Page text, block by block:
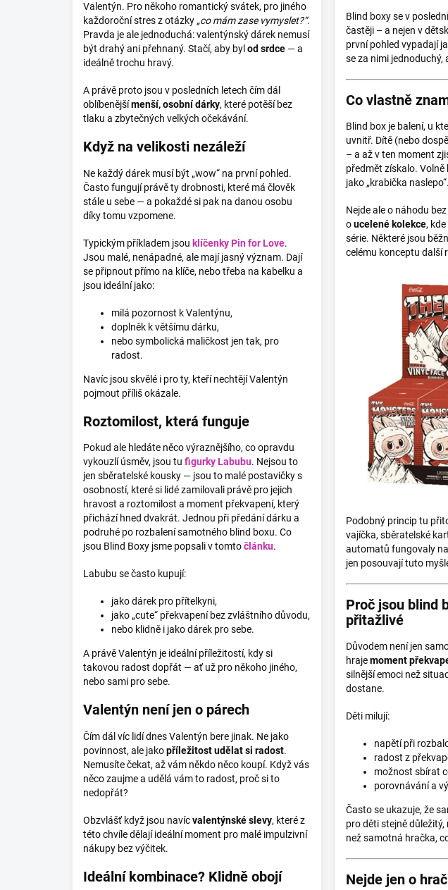
Valentýn. Pro někoho romantický svátek, pro jiného
každoroční stres z otázky „co mám zase vymyslet?“.
Pravda je ale jednoduchá: valentýnský dárek nemusí
být drahý ani přehnaný. Stačí, aby byl od srdce — a
ideálně trochu hravý.
A právě proto jsou v posledních letech čím dál
oblíbenějšímenší, osobní dárky, které potěší bez
tlaku a zbytečných velkých očekávání.
Když na velikosti nezáleží
Ne každý dárek musí být „wow“ na první pohled.
Často fungují právě ty drobnosti, které má člověk
stále u sebe — a pokaždé si pak na danou osobu
díky tomu vzpomene.
Typickým příkladem jsou klíčenky Pin for Love.
Jsou malé, nenápadné, ale mají jasný význam. Dají
se připnout přímo na klíče, nebo třeba na kabelku a
jsou ideální jako:
milá pozornost k Valentýnu,
doplněk k většímu dárku,
nebo symbolická maličkost jen tak, pro
radost.
Navíc jsou skvělé i pro ty, kteří nechtějí Valentýn
pojmout příliš okázale.
Roztomilost, která funguje
Pokud ale hledáte něco výraznějšího, co opravdu
vykouzlí úsměv, jsou tu figurky Labubu. Nejsou to
jen sběratelské kousky — jsou to malé postavičky s
osobností, které si lidé zamilovali právě pro jejich
hravost a roztomilost a moment překvapení, který
přichází hned dvakrát. Jednou při předání dárku a
podruhé po rozbalení samotného blind boxu. Co
jsou Blind Boxy jsme popsali v tomtočlánku.
Labubu se často kupují:
jako dárek pro přítelkyni,
jako „cute“ překvapení bez zvláštního důvodu,
nebo klidně i jako dárek pro sebe.
A právě Valentýn je ideální příležitostí, kdy si
takovou radost dopřát — ať už pro někoho jiného,
nebo sami pro sebe.
Valentýn není jen o párech
Čím dál víc lidí dnes Valentýn bere jinak. Ne jako
povinnost, ale jakopříležitost udělat si radost.
Nemusíte čekat, až vám někdo něco koupí. Když vás
něco zaujme a udělá vám to radost, proč si to
nedopřát?
Obzvlášť když jsou navícvalentýnské slevy, které z
této chvíle dělají ideální moment pro malé impulzivní
nákupy bez výčitek.
Ideální kombinace? Klidně obojí
Blind boxy se v
častěji – a nejen v
první pohled vypadají
se za nimi jednoduchý,
Co vlastně
Blind box je balení, u
uvnitř. Dítě (nebo
– a až v ten moment
předmět získalo. Volně
jako „krabička naslepo“.
Nejde ale o náhodu
oucelené kolekce,
série. Některé jsou
celému konceptu další
Podobný princip tu
vajíčka, sběratelské
automatů fungovaly
jen posouvají tuto
Proč jsou blind
přitažlivé
Důvodem není jen
hrajemoment
silnější emoci než
dostane.
Děti milují:
napětí při
radost z
možnost sbírat
porovnávání a
Často se ukazuje, že
pro děti stejně
než samotná hračka,
Nejde jen o